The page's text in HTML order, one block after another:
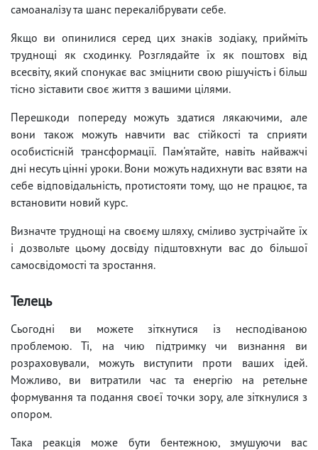
самоаналізу та шанс перекалібрувати себе.
Якщо ви опинилися серед цих знаків зодіаку, прийміть
труднощі як сходинку. Розглядайте їх як поштовх від
всесвіту, який спонукає вас зміцнити свою рішучість і більш
тісно зіставити своє життя з вашими цілями.
Перешкоди попереду можуть здатися лякаючими, але
вони також можуть навчити вас стійкості та сприяти
особистісній трансформації. Пам'ятайте, навіть найважчі
дні несуть цінні уроки. Вони можуть надихнути вас взяти на
себе відповідальність, протистояти тому, що не працює, та
встановити новий курс.
Визначте труднощі на своєму шляху, сміливо зустрічайте їх
і дозвольте цьому досвіду підштовхнути вас до більшої
самосвідомості та зростання.
Телець
Сьогодні ви можете зіткнутися із несподіваною
проблемою. Ті, на чию підтримку чи визнання ви
розраховували, можуть виступити проти ваших ідей.
Можливо, ви витратили час та енергію на ретельне
формування та подання своєї точки зору, але зіткнулися з
опором.
Така реакція може бути бентежною, змушуючи вас